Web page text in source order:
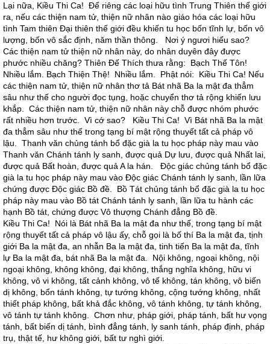
Lại nữa, Kiều Thi Ca! Để riêng các loại hữu tình Trung Thiên thế giới
ra, nếu các thiện nam tử, thiện nữ nhân nào giáo hóa các loại hữu
tình Tam thiên Đại thiên thế giới đều khiến tu học bốn tĩnh lự, bốn vô
lượng, bốn vô sắc định, năm thần thông. Nơi ý ngươi hiểu sao?
Các thiện nam tử thiện nữ nhân này, do nhân duyên đây được
phước nhiều chăng? Thiên Đế Thích thưa rằng: Bạch Thế Tôn!
Nhiều lắm. Bạch Thiện Thệ! Nhiều lắm. Phật nói: Kiều Thi Ca! Nếu
các thiện nam tử, thiện nữ nhân thơ tả Bát nhã Ba la mật đa thẳm
sâu như thế cho người đọc tụng, hoặc chuyển thơ tả rộng khiến lưu
khắp. Các thiện nam tử, thiện nữ nhân này chỗ được nhóm phước
rất nhiều hơn trước. Vì cớ sao? Kiều Thi Ca! Vì Bát nhã Ba la mật
đa thẳm sâu như thế trong tạng bí mật rộng thuyết tất cả pháp vô
lậu. Thanh văn chủng tánh bổ đặc già la tu học pháp này mau vào
Thanh văn Chánh tánh ly sanh, được quả Dự lưu, được quả Nhất lai,
được quả Bất hoàn, được quả A la hán. Độc giác chủng tánh bổ đặc
già la tu học pháp này mau vào Độc giác Chánh tánh ly sanh, lần lữa
chứng được Độc giác Bồ đề. Bồ Tát chủng tánh bổ đặc già la tu học
pháp này mau vào Bồ tát Chánh tánh ly sanh, lần lữa tu hành các
hạnh Bồ tát, chứng được Vô thượng Chánh đẳng Bồ đề.
Kiều Thi Ca! Nói là Bát nhã Ba la mật đa như thế, trong tạng bí mật
rộng thuyết tất cả pháp vô lậu ấy, chỗ gọi là bố thí Ba la mật đa, tịnh
giới Ba la mật đa, an nhẫn Ba la mật đa, tinh tiến Ba la mật đa, tĩnh
lự Ba la mật đa, bát nhã Ba la mật đa. Nội không, ngoại không, nội
ngoại không, không không, đại không, thắng nghĩa không, hữu vi
không, vô vi không, tất cảnh không, vô tế không, tán không, vô biến
dị không, bổn tánh không, tự tướng không, cộng tướng không, nhất
thiết pháp không, bất khả đắc không, vô tánh không, tự tánh không,
vô tánh tự tánh không. Chơn như, pháp giới, pháp tánh, bất hư vọng
tánh, bất biến dị tánh, bình đẳng tánh, ly sanh tánh, pháp định, pháp
trụ, thật tế, hư không giới, bất tư nghì giới.